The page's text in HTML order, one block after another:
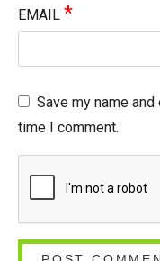
EMAIL *
Save my name
time I comment.